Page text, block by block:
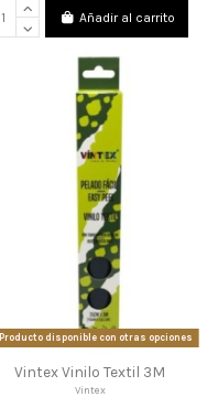
Añadir al carrito
Producto disponible con otras opciones
Vintex Vinilo Textil 3M
Vintex